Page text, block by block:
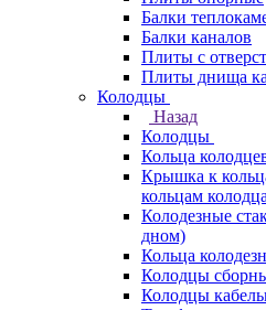
Балки
Балки каналов
Плиты с
Плиты днища
Колодцы
Назад
Колодцы
Кольца
Крышка к
кольцам колодца
Колодезные
дном)
Кольца
Колодцы
Колодцы